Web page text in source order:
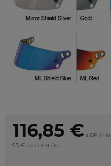
116,85 € s DPH / ks
95 € bez DPH / ks